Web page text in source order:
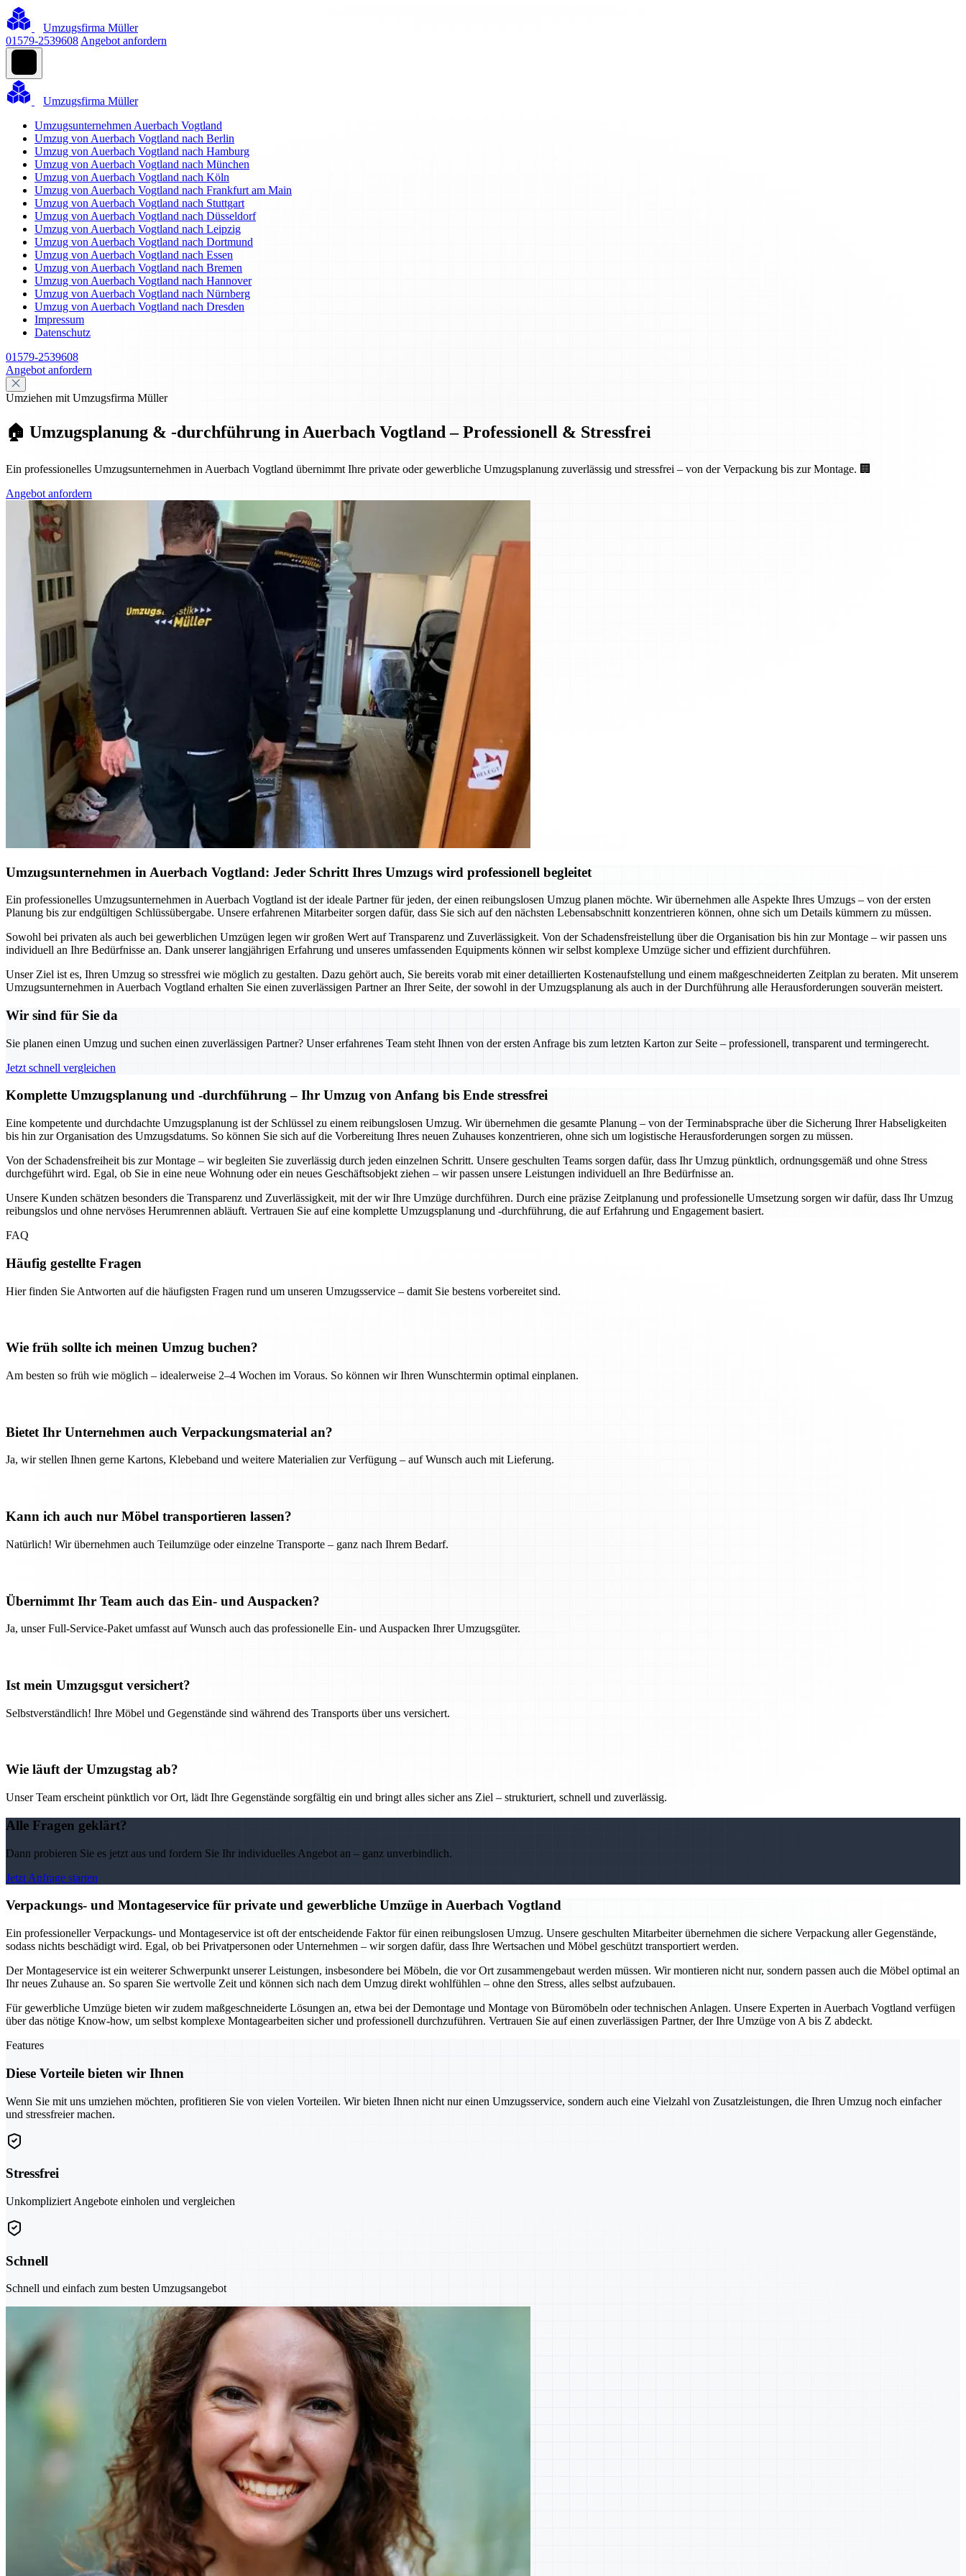
Umzugsfirma Müller
01579-2539608 Angebot anfordern
Umzugsfirma Müller
Umzugsunternehmen Auerbach Vogtland
Umzug von Auerbach Vogtland nach Berlin
Umzug von Auerbach Vogtland nach Hamburg
Umzug von Auerbach Vogtland nach München
Umzug von Auerbach Vogtland nach Köln
Umzug von Auerbach Vogtland nach Frankfurt am Main
Umzug von Auerbach Vogtland nach Stuttgart
Umzug von Auerbach Vogtland nach Düsseldorf
Umzug von Auerbach Vogtland nach Leipzig
Umzug von Auerbach Vogtland nach Dortmund
Umzug von Auerbach Vogtland nach Essen
Umzug von Auerbach Vogtland nach Bremen
Umzug von Auerbach Vogtland nach Hannover
Umzug von Auerbach Vogtland nach Nürnberg
Umzug von Auerbach Vogtland nach Dresden
Impressum
Datenschutz
01579-2539608
Angebot anfordern
Umziehen mit Umzugsfirma Müller
🏠 Umzugsplanung & -durchführung in Auerbach Vogtland – Professionell & Stressfrei
Ein professionelles Umzugsunternehmen in Auerbach Vogtland übernimmt Ihre private oder gewerbliche Umzugsplanung zuverlässig und stressfrei – von der Verpackung bis zur Montage. 🏢
Angebot anfordern
Umzugsunternehmen in Auerbach Vogtland: Jeder Schritt Ihres Umzugs wird professionell begleitet
Ein professionelles Umzugsunternehmen in Auerbach Vogtland ist der ideale Partner für jeden, der einen reibungslosen Umzug planen möchte. Wir übernehmen alle Aspekte Ihres Umzugs – von der ersten
Planung bis zur endgültigen Schlüssübergabe. Unsere erfahrenen Mitarbeiter sorgen dafür, dass Sie sich auf den nächsten Lebensabschnitt konzentrieren können, ohne sich um Details kümmern zu müssen.
Sowohl bei privaten als auch bei gewerblichen Umzügen legen wir großen Wert auf Transparenz und Zuverlässigkeit. Von der Schadensfreistellung über die Organisation bis hin zur Montage – wir passen uns
individuell an Ihre Bedürfnisse an. Dank unserer langjährigen Erfahrung und unseres umfassenden Equipments können wir selbst komplexe Umzüge sicher und effizient durchführen.
Unser Ziel ist es, Ihren Umzug so stressfrei wie möglich zu gestalten. Dazu gehört auch, Sie bereits vorab mit einer detaillierten Kostenaufstellung und einem maßgeschneiderten Zeitplan zu beraten. Mit unserem
Umzugsunternehmen in Auerbach Vogtland erhalten Sie einen zuverlässigen Partner an Ihrer Seite, der sowohl in der Umzugsplanung als auch in der Durchführung alle Herausforderungen souverän meistert.
Wir sind für Sie da
Sie planen einen Umzug und suchen einen zuverlässigen Partner? Unser erfahrenes Team steht Ihnen von der ersten Anfrage bis zum letzten Karton zur Seite – professionell, transparent und termingerecht.
Jetzt schnell vergleichen
Komplette Umzugsplanung und -durchführung – Ihr Umzug von Anfang bis Ende stressfrei
Eine kompetente und durchdachte Umzugsplanung ist der Schlüssel zu einem reibungslosen Umzug. Wir übernehmen die gesamte Planung – von der Terminabsprache über die Sicherung Ihrer Habseligkeiten
bis hin zur Organisation des Umzugsdatums. So können Sie sich auf die Vorbereitung Ihres neuen Zuhauses konzentrieren, ohne sich um logistische Herausforderungen sorgen zu müssen.
Von der Schadensfreiheit bis zur Montage – wir begleiten Sie zuverlässig durch jeden einzelnen Schritt. Unsere geschulten Teams sorgen dafür, dass Ihr Umzug pünktlich, ordnungsgemäß und ohne Stress
durchgeführt wird. Egal, ob Sie in eine neue Wohnung oder ein neues Geschäftsobjekt ziehen – wir passen unsere Leistungen individuell an Ihre Bedürfnisse an.
Unsere Kunden schätzen besonders die Transparenz und Zuverlässigkeit, mit der wir Ihre Umzüge durchführen. Durch eine präzise Zeitplanung und professionelle Umsetzung sorgen wir dafür, dass Ihr Umzug
reibungslos und ohne nervöses Herumrennen abläuft. Vertrauen Sie auf eine komplette Umzugsplanung und -durchführung, die auf Erfahrung und Engagement basiert.
FAQ
Häufig gestellte Fragen
Hier finden Sie Antworten auf die häufigsten Fragen rund um unseren Umzugsservice – damit Sie bestens vorbereitet sind.
Wie früh sollte ich meinen Umzug buchen?
Am besten so früh wie möglich – idealerweise 2–4 Wochen im Voraus. So können wir Ihren Wunschtermin optimal einplanen.
Bietet Ihr Unternehmen auch Verpackungsmaterial an?
Ja, wir stellen Ihnen gerne Kartons, Klebeband und weitere Materialien zur Verfügung – auf Wunsch auch mit Lieferung.
Kann ich auch nur Möbel transportieren lassen?
Natürlich! Wir übernehmen auch Teilumzüge oder einzelne Transporte – ganz nach Ihrem Bedarf.
Übernimmt Ihr Team auch das Ein- und Auspacken?
Ja, unser Full-Service-Paket umfasst auf Wunsch auch das professionelle Ein- und Auspacken Ihrer Umzugsgüter.
Ist mein Umzugsgut versichert?
Selbstverständlich! Ihre Möbel und Gegenstände sind während des Transports über uns versichert.
Wie läuft der Umzugstag ab?
Unser Team erscheint pünktlich vor Ort, lädt Ihre Gegenstände sorgfältig ein und bringt alles sicher ans Ziel – strukturiert, schnell und zuverlässig.
Alle Fragen geklärt?
Dann probieren Sie es jetzt aus und fordern Sie Ihr individuelles Angebot an – ganz unverbindlich.
Jetzt Anfrage starten
Verpackungs- und Montageservice für private und gewerbliche Umzüge in Auerbach Vogtland
Ein professioneller Verpackungs- und Montageservice ist oft der entscheidende Faktor für einen reibungslosen Umzug. Unsere geschulten Mitarbeiter übernehmen die sichere Verpackung aller Gegenstände,
sodass nichts beschädigt wird. Egal, ob bei Privatpersonen oder Unternehmen – wir sorgen dafür, dass Ihre Wertsachen und Möbel geschützt transportiert werden.
Der Montageservice ist ein weiterer Schwerpunkt unserer Leistungen, insbesondere bei Möbeln, die vor Ort zusammengebaut werden müssen. Wir montieren nicht nur, sondern passen auch die Möbel optimal an
Ihr neues Zuhause an. So sparen Sie wertvolle Zeit und können sich nach dem Umzug direkt wohlfühlen – ohne den Stress, alles selbst aufzubauen.
Für gewerbliche Umzüge bieten wir zudem maßgeschneiderte Lösungen an, etwa bei der Demontage und Montage von Büromöbeln oder technischen Anlagen. Unsere Experten in Auerbach Vogtland verfügen
über das nötige Know-how, um selbst komplexe Montagearbeiten sicher und professionell durchzuführen. Vertrauen Sie auf einen zuverlässigen Partner, der Ihre Umzüge von A bis Z abdeckt.
Features
Diese Vorteile bieten wir Ihnen
Wenn Sie mit uns umziehen möchten, profitieren Sie von vielen Vorteilen. Wir bieten Ihnen nicht nur einen Umzugsservice, sondern auch eine Vielzahl von Zusatzleistungen, die Ihren Umzug noch einfacher
und stressfreier machen.
Stressfrei
Unkompliziert Angebote einholen und vergleichen
Schnell
Schnell und einfach zum besten Umzugsangebot